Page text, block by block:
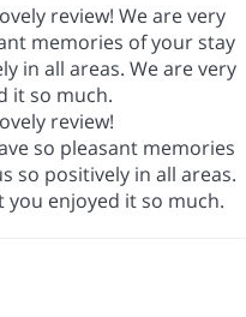
review! We are very
memories of your stay
in all areas. We are very
it so much.
review!
so pleasant memories
so positively in all areas.
you enjoyed it so much.